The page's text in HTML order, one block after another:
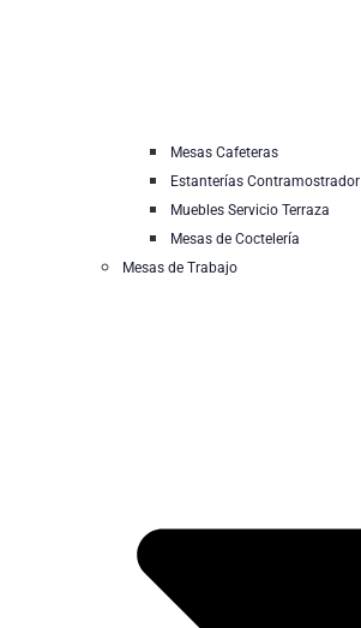
Mesas Cafeteras
Estanterías Contramostrador
Muebles Servicio Terraza
Mesas de Coctelería
Mesas de Trabajo